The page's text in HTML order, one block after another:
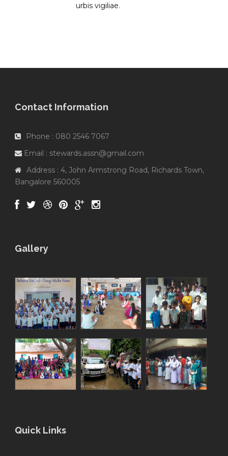
urbis vigiliae.
Contact Information
Phone : 080 2546 7067
Email : stewards.assn@gmail.com
Address : 4, John Armstrong Road, Richards Town,
Bangalore 560005
Gallery
Quick Links